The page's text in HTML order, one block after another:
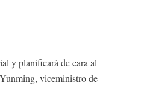
y planificará de cara al
viceministro de